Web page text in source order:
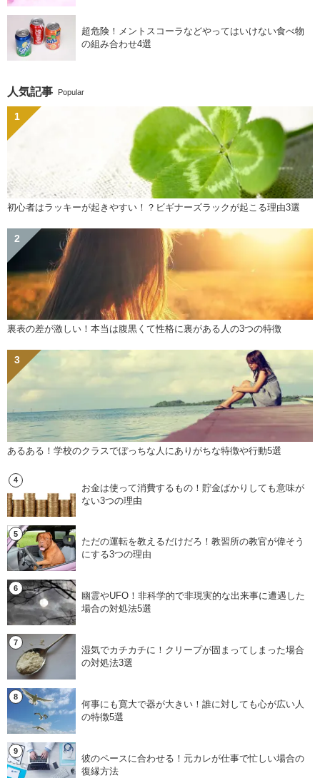
超危険！メントスコーラなどやってはいけない食べ物
の組み合わせ4選
人気記事 Popular
初心者はラッキーが起きやすい！？ビギナーズラックが起こる理由3選
裏表の差が激しい！本当は腹黒くて性格に裏がある人の3つの特徴
あるある！学校のクラスでぼっちな人にありがちな特徴や行動5選
お金は使って消費するもの！貯金ばかりしても意味が
ない3つの理由
ただの運転を教えるだけだろ！教習所の教官が偉そう
にする3つの理由
幽霊やUFO！非科学的で非現実的な出来事に遭遇した
場合の対処法5選
湿気でカチカチに！クリープが固まってしまった場合
の対処法3選
何事にも寛大で器が大きい！誰に対しても心が広い人
の特徴5選
彼のペースに合わせる！元カレが仕事で忙しい場合の
復縁方法